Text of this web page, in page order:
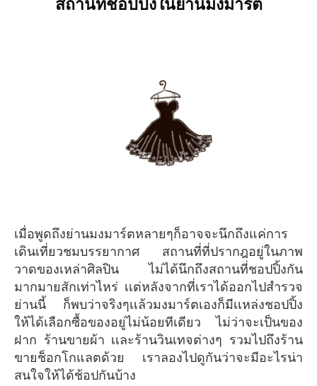
สถานที่ชอปปิ้งในย่านมงมาร์ต
เมื่อพูดถึงย่านมงมาร์ตหลายๆก็อาจจะนึกถึงแค่การ
เดินเที่ยวชมบรรยากาศ สถานที่ที่ปรากฎอยู่ในภาพ
วาดของเหล่าศิลปิน ไม่ได้นึกถึงสถานที่ชอปปิ้งกัน
มากมายสักเท่าไหร่ เเต่หลังจากที่เราได้ออกไปสำรวจ
ย่านนี้ ก็พบว่าจริงๆเเล้วมงมาร์ตเองก็มีเเหล่งชอปปิ้ง
ให้ได้เลือกซื้อของอยู่ไม่น้อยทีเดียว ไม่ว่าจะเป็นของ
ฝาก ร้านขายผ้า เเละร้านวินเทจต่างๆ รวมไปถึงร้าน
ขายช็อกโกแลตด้วย เราลองไปดูกันว่าจะมีอะไรน่า
สนใจให้ได้ช้อปกันบ้าง